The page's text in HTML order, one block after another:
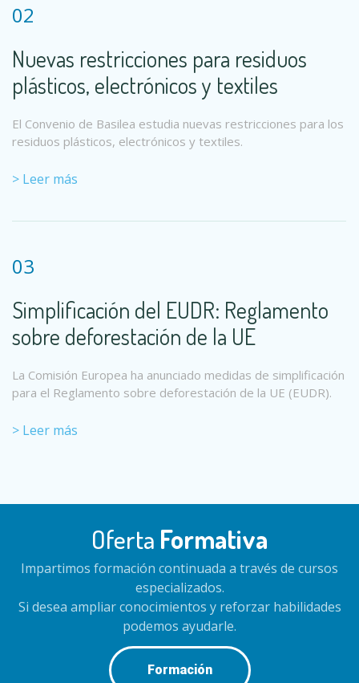
02
Nuevas restricciones para residuos
plásticos, electrónicos y textiles
El Convenio de Basilea estudia nuevas restricciones para los
residuos plásticos, electrónicos y textiles.
> Leer más
03
Simplificación del EUDR: Reglamento
sobre deforestación de la UE
La Comisión Europea ha anunciado medidas de simplificación
para el Reglamento sobre deforestación de la UE (EUDR).
> Leer más
Oferta Formativa
Impartimos formación continuada a través de cursos
especializados.
Si desea ampliar conocimientos y reforzar habilidades
podemos ayudarle.
Formación